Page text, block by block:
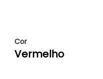
Cor
Vermelho